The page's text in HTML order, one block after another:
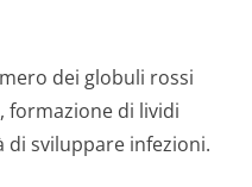
dei globuli rossi
formazione di lividi
sviluppare infezioni.